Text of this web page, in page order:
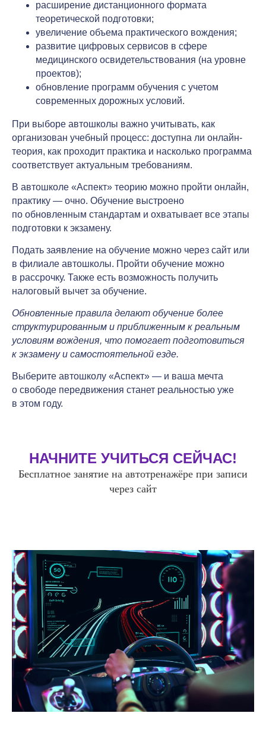
расширение дистанционного формата
теоретической подготовки;
увеличение объема практического вождения;
развитие цифровых сервисов в сфере
медицинского освидетельствования (на уровне
проектов);
обновление программ обучения с учетом
современных дорожных условий.
При выборе автошколы важно учитывать, как
организован учебный процесс: доступна ли онлайн-
теория, как проходит практика и насколько программа
соответствует актуальным требованиям.
В автошколе «Аспект» теорию можно пройти онлайн,
практику — очно. Обучение выстроено
по обновленным стандартам и охватывает все этапы
подготовки к экзамену.
Подать заявление на обучение можно через сайт или
в филиале автошколы. Пройти обучение можно
в рассрочку. Также есть возможность получить
налоговый вычет за обучение.
Обновленные правила делают обучение более
структурированным и приближенным к реальным
условиям вождения, что помогает подготовиться
к экзамену и самостоятельной езде.
Выберите автошколу «Аспект» — и ваша мечта
о свободе передвижения станет реальностью уже
в этом году.
НАЧНИТЕ УЧИТЬСЯ СЕЙЧАС!
Бесплатное занятие на автотренажёре при записи
через сайт